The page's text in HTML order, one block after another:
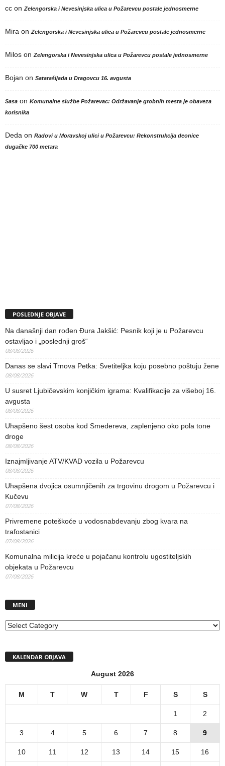
cc on Zelengorska i Nevesinjska ulica u Požarevcu postale jednosmerne
Mira on Zelengorska i Nevesinjska ulica u Požarevcu postale jednosmerne
Milos on Zelengorska i Nevesinjska ulica u Požarevcu postale jednosmerne
Bojan on Satarašijada u Dragovcu 16. avgusta
Sasa on Komunalne službe Požarevac: Održavanje grobnih mesta je obaveza
korisnika
Deda on Radovi u Moravskoj ulici u Požarevcu: Rekonstrukcija deonice
dugačke 700 metara
POSLEDNJE OBJAVE
Na današnji dan rođen Đura Jakšić: Pesnik koji je u Požarevcu
ostavljao i „poslednji groš“
08/08/2026
Danas se slavi Trnova Petka: Svetiteljka koju posebno poštuju žene
08/08/2026
U susret Ljubičevskim konjičkim igrama: Kvalifikacije za višeboj 16.
avgusta
08/08/2026
Uhapšeno šest osoba kod Smedereva, zaplenjeno oko pola tone
droge
08/08/2026
Iznajmljivanje ATV/KVAD vozila u Požarevcu
08/08/2026
Uhapšena dvojica osumnjičenih za trgovinu drogom u Požarevcu i
Kučevu
07/08/2026
Privremene poteškoće u vodosnabdevanju zbog kvara na
trafostanici
07/08/2026
Komunalna milicija kreće u pojačanu kontrolu ugostiteljskih
objekata u Požarevcu
07/08/2026
MENI
MENI
KALENDAR OBJAVA
August 2026
M T W T F S S
1 2
3 4 5 6 7 8 9
10 11 12 13 14 15 16